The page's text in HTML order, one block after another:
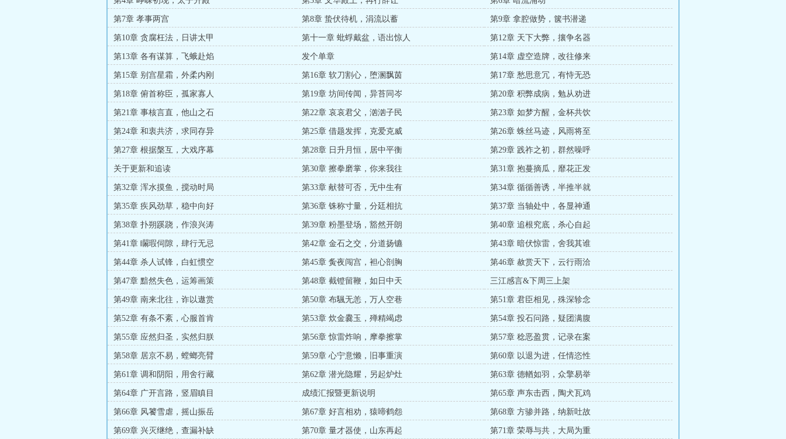
第7章 孝事两宫 第8章 蛰伏待机，涓流以蓄 第9章 拿腔做势，箧书潜递
第10章 贪腐枉法，日讲太甲 第十一章 蚍蜉戴盆，语出惊人 第12章 天下大弊，攘争名器
第13章 各有谋算，飞蛾赴焰 发个单章 第14章 虚空造牌，改往修来
第15章 别宫星霜，外柔内刚 第16章 软刀割心，堕溷飘茵 第17章 愁思意冗，有恃无恐
第18章 俯首称臣，孤家寡人 第19章 坊间传闻，异苔同岑 第20章 积弊成病，勉从劝进
第21章 事核言直，他山之石 第22章 哀哀君父，汹汹子民 第23章 如梦方醒，金杯共饮
第24章 和衷共济，求同存异 第25章 借题发挥，克爱克威 第26章 蛛丝马迹，风雨将至
第27章 根据槃互，大戏序幕 第28章 日升月恒，居中平衡 第29章 践祚之初，群然噪呼
关于更新和追读 第30章 擦拳磨掌，你来我往 第31章 抱蔓摘瓜，靡花正发
第32章 浑水摸鱼，搅动时局 第33章 献替可否，无中生有 第34章 循循善诱，半推半就
第35章 疾风劲草，稳中向好 第36章 铢称寸量，分廷相抗 第37章 当轴处中，各显神通
第38章 扑朔蹊跷，作浪兴涛 第39章 粉墨登场，豁然开朗 第40章 追根究底，杀心自起
第41章 矙瑕伺隙，肆行无忌 第42章 金石之交，分道扬镳 第43章 暗伏惊雷，舍我其谁
第44章 杀人试锋，白虹惯空 第45章 夤夜闯宫，袒心剖胸 第46章 赦赏天下，云行雨洽
第47章 黯然失色，运筹画策 第48章 截镫留鞭，如日中天 三江感言&下周三上架
第49章 南来北往，诈以遨赏 第50章 布颿无恙，万人空巷 第51章 君臣相见，殊深轸念
第52章 有条不紊，心服首肯 第53章 炊金爨玉，殚精竭虑 第54章 投石问路，疑团满腹
第55章 应然归圣，实然归朕 第56章 惊雷炸响，摩拳擦掌 第57章 稔恶盈贯，记录在案
第58章 居京不易，螳螂亮臂 第59章 心宁意懒，旧事重演 第60章 以退为进，任情恣性
第61章 调和阴阳，用舍行藏 第62章 潜光隐耀，另起炉灶 第63章 德輶如羽，众擎易举
第64章 广开言路，竖眉瞋目 成绩汇报暨更新说明 第65章 声东击西，陶犬瓦鸡
第66章 风饕雪虐，摇山振岳 第67章 好言相劝，猿啼鹤怨 第68章 方骖并路，纳新吐故
第69章 兴灭继绝，查漏补缺 第70章 量才器使，山东再起 第71章 荣辱与共，大局为重